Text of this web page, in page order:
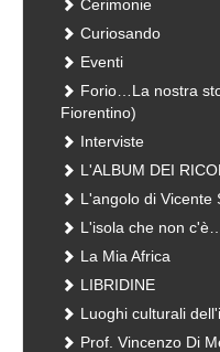
Cerimonie
Curiosando
Eventi
Forio…La nostra
Fiorentino)
Interviste
L'ALBUM DEI
L'angolo di Vicente
L'isola che non
La Mia Africa
LIBRIDINE
Luoghi culturali
Prof. Vincenzo Di